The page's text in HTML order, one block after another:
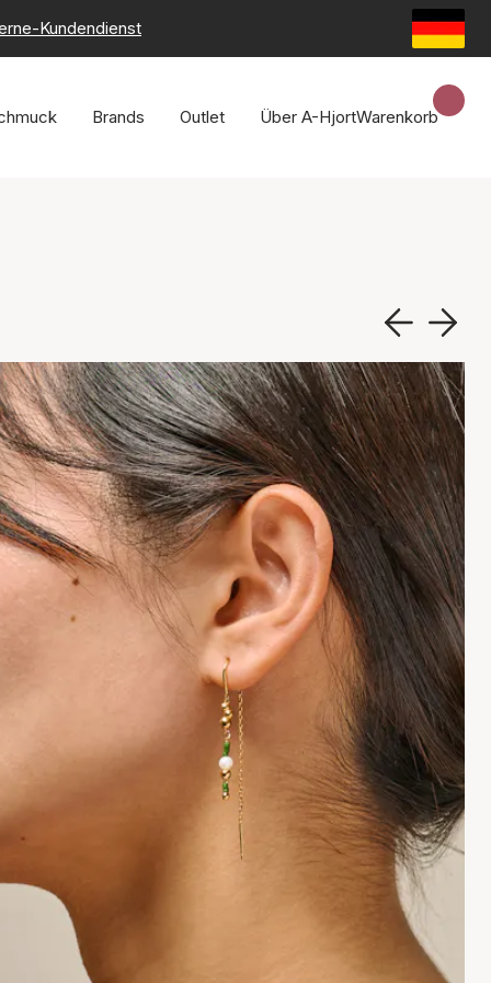
Kundendienst
Brands Outlet Über A-HjortWarenkorb